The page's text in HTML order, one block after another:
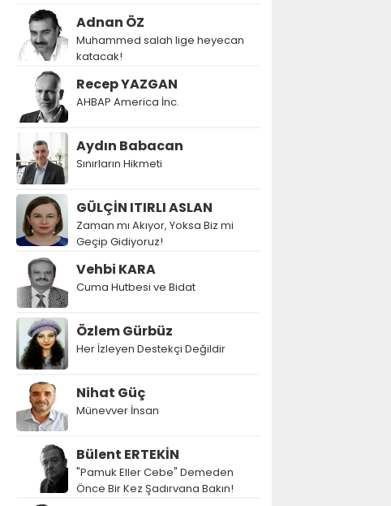
Adnan ÖZ
Muhammed salah lige heyecan
katacak!
Recep YAZGAN
AHBAP America İnc.
Aydın Babacan
Sınırların Hikmeti
GÜLÇİN ITIRLI ASLAN
Zaman mı Akıyor, Yoksa Biz mi
Geçip Gidiyoruz!
Vehbi KARA
Cuma Hutbesi ve Bidat
Özlem Gürbüz
Her İzleyen Destekçi Değildir
Nihat Güç
Münevver İnsan
Bülent ERTEKİN
"Pamuk Eller Cebe" Demeden
Önce Bir Kez Şadırvana Bakın!